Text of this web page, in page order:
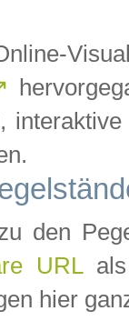
den
URLals
hier